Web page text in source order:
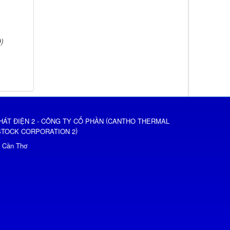
ĐIỆN 2 - CÔNG TY CỔ PHẦN (CANTHO THERMAL
CORPORATION 2)
Thơ